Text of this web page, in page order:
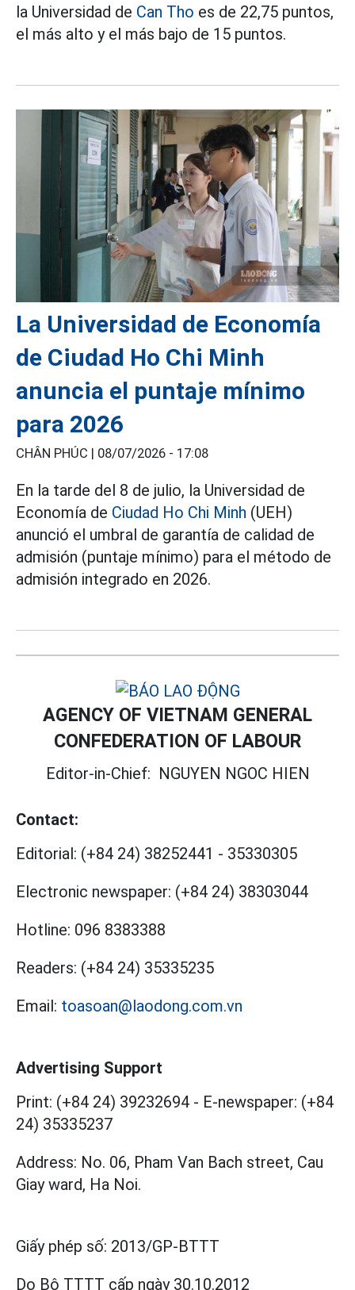
la Universidad de Can Tho es de 22,75 puntos,
el más alto y el más bajo de 15 puntos.
La Universidad de Economía
de Ciudad Ho Chi Minh
anuncia el puntaje mínimo
para 2026
CHÂN PHÚC | 08/07/2026 - 17:08
En la tarde del 8 de julio, la Universidad de
Economía de Ciudad Ho Chi Minh (UEH)
anunció el umbral de garantía de calidad de
admisión (puntaje mínimo) para el método de
admisión integrado en 2026.
AGENCY OF VIETNAM GENERAL
CONFEDERATION OF LABOUR
Editor-in-Chief: NGUYEN NGOC HIEN
Contact:
Editorial: (+84 24) 38252441 - 35330305
Electronic newspaper: (+84 24) 38303044
Hotline: 096 8383388
Readers: (+84 24) 35335235
Email: toasoan@laodong.com.vn
Advertising Support
Print: (+84 24) 39232694 - E-newspaper: (+84
24) 35335237
Address: No. 06, Pham Van Bach street, Cau
Giay ward, Ha Noi.
Giấy phép số: 2013/GP-BTTT
Do Bộ TTTT cấp ngày 30.10.2012